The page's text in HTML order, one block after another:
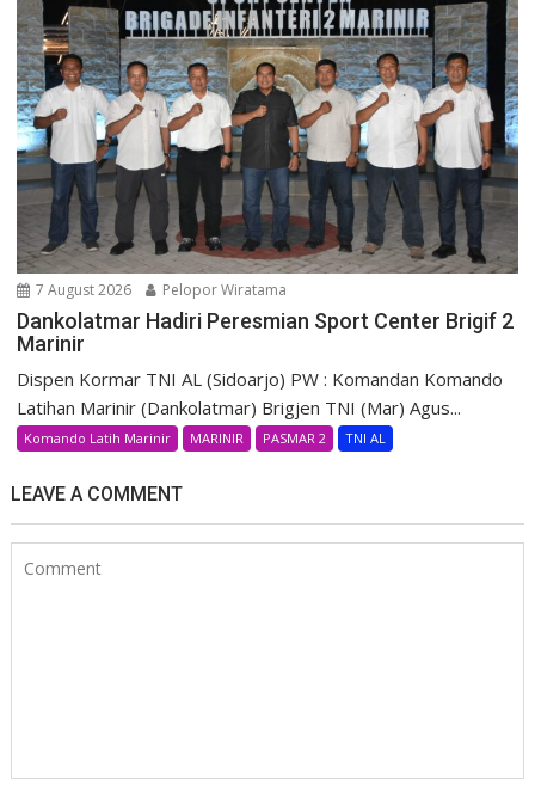
7 August 2026 Pelopor Wiratama
Dankolatmar Hadiri Peresmian Sport Center Brigif 2
Marinir
Dispen Kormar TNI AL (Sidoarjo) PW : Komandan Komando
Latihan Marinir (Dankolatmar) Brigjen TNI (Mar) Agus...
Komando Latih Marinir MARINIR PASMAR 2 TNI AL
LEAVE A COMMENT